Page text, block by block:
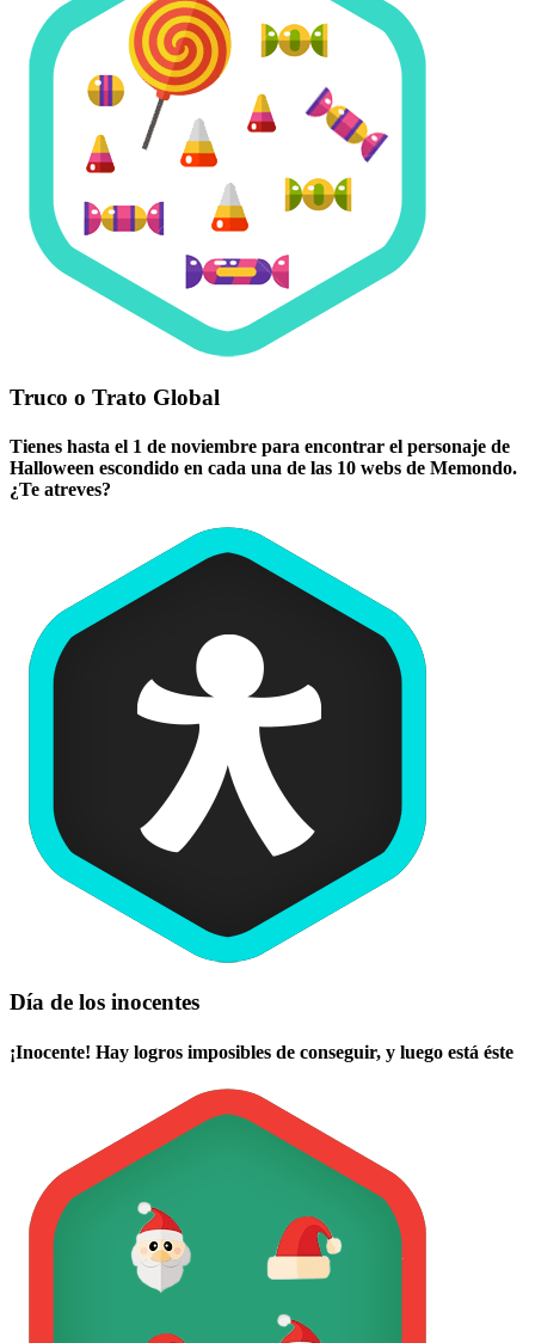
Truco o Trato Global
Tienes hasta el 1 de noviembre para encontrar el personaje de
Halloween escondido en cada una de las 10 webs de Memondo.
¿Te atreves?
Día de los inocentes
¡Inocente! Hay logros imposibles de conseguir, y luego está éste